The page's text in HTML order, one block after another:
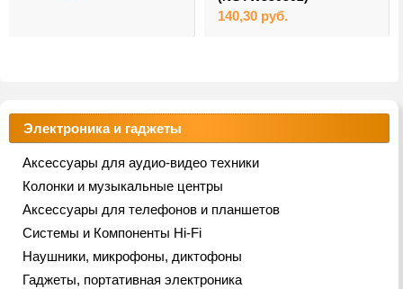
140,30 руб.
Электроника и гаджеты
Аксессуары для аудио-видео техники
Колонки и музыкальные центры
Аксессуары для телефонов и планшетов
Системы и Компоненты Hi-Fi
Наушники, микрофоны, диктофоны
Гаджеты, портативная электроника